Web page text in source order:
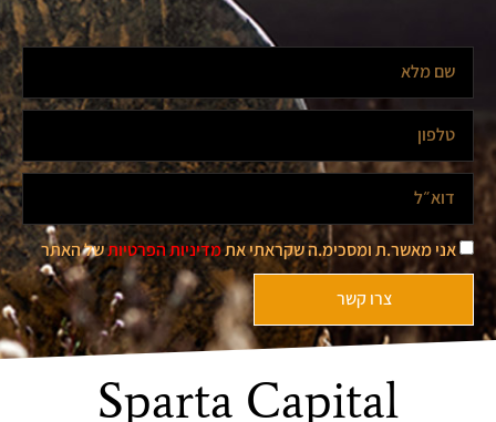
אני מאשר.ת ומסכימ.ה שקראתי אתמדיניות הפרטיותשל האתר
צרו קשר
Sparta Capital